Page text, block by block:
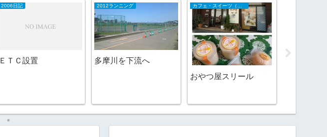
2006日記
ＥＴＣ設置
2012ランニング
多摩川を下流へ
カフェ・スイーツ（山陰）
おやつ屋スリール